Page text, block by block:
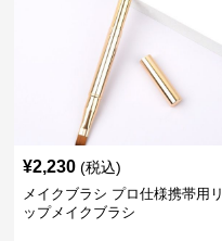
¥2,230 (税込)
メイクブラシ プロ仕様携帯用リ
ップメイクブラシ